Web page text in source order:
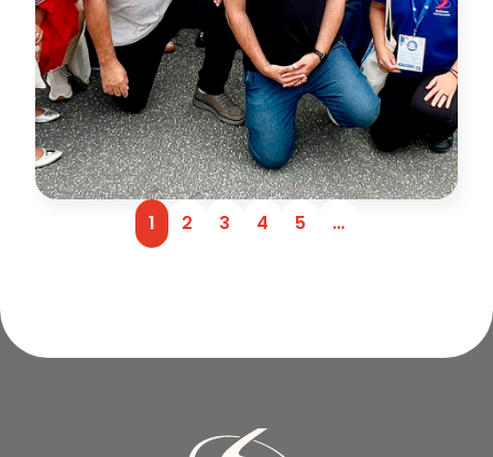
1 2 3 4 5 …